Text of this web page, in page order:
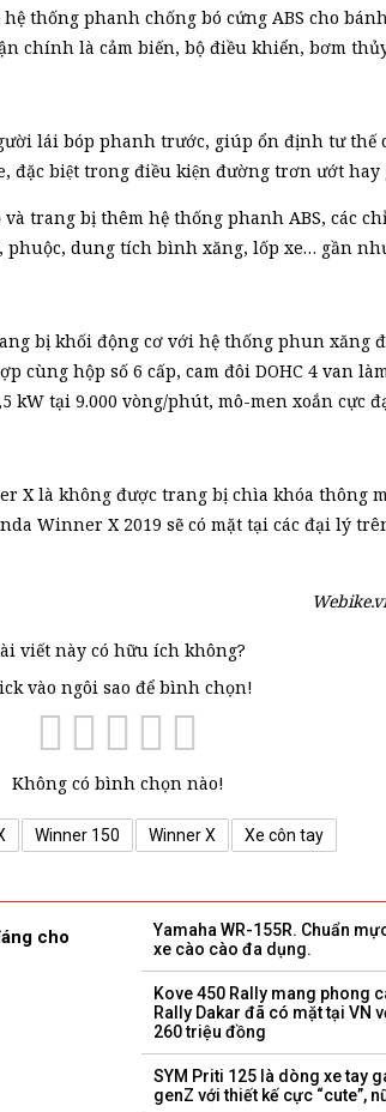
thống phanh chống bó cứng ABS cho
chính là cảm biến, bộ điều khiển, bơm
lái bóp phanh trước, giúp ổn định tư thế
đặc biệt trong điều kiện đường trơn ướt hay
trang bị thêm hệ thống phanh ABS, các
dung tích bình xăng, lốp xe… gần
bị khối động cơ với hệ thống phun xăng
cùng hộp số 6 cấp, cam đôi DOHC 4 van
kW tại 9.000 vòng/phút, mô-men xoắn cực
X là không được trang bị chìa khóa thông
Winner X 2019 sẽ có mặt tại các đại lý
viết này có hữu ích không?
vào ngôi sao để bình chọn!
Không có bình chọn nào!
Winner 150 Winner X Xe côn tay
cho
Yamaha WR-155R. Chuẩn
xe cào cào đa dụng.
Kove 450 Rally mang phong
Rally Dakar đã có mặt tại VN
260 triệu đồng
SYM Priti 125 là dòng xe tay
genZ với thiết kế cực “cute”,